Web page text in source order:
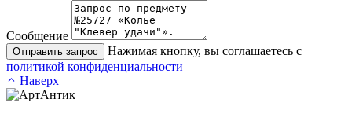
Сообщение
Отправить запрос
Нажимая кнопку, вы соглашаетесь с
политикой конфиденциальности
Наверх